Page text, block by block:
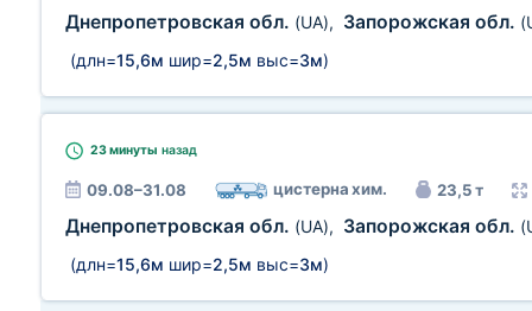
Днепропетровская обл. (UA), Запорожская обл.
(длн=15,6м шир=2,5м выс=3м)
23 минуты назад
09.08–31.08 цистерна хим. 23,5 т
Днепропетровская обл. (UA), Запорожская обл.
(длн=15,6м шир=2,5м выс=3м)